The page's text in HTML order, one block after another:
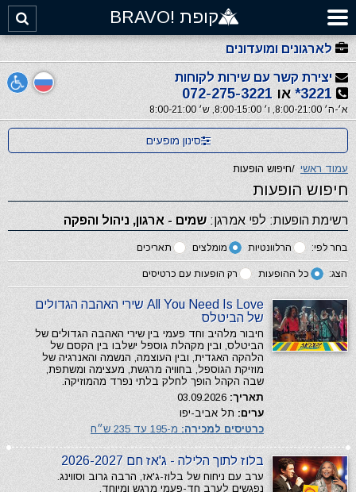
קופת !BRAVO
לארגונים ומועדונים
יצירת קשר עם שירות לקוחות
3221* או 072-275-3221
א׳-ה׳ 8:00-21:00, ו׳ 8:00-15:00, ש׳ 8:00-21:00
סינון מופעים
עמוד ראשי /חיפוש הופעות
חיפוש הופעות
רשימת הופעות: לפי אמרגן:שמים - ארגון, ניהול והפקה
בחר לפי: הרלוונטיות מומלצים תאריכים
הצג: כל ההופעות רק הופעות עם כרטיסים
All You Need Is Love שירי האהבה הגדולים
של הביטלס
חיבור מלהיב וחד פעמי בין שירי האהבה הגדולים של
הביטלס, ובין מקהלת גוספל ישלבו בין הקסם של
הלהקה האגדית, ובין העוצמה, הנשמה והאנרגיה של
מוזיקת הגוספל, בחוויה מרגשת, מעצימה ומשתפת,
שבה הקהל הופך לחלק בלתי נפרד מהמוזיקה.
תאריך:
ערים: תל אביב-יפו
כרטיסים למכירה: מ-195 עד 235 ש״ח
בלוז לתוך הלילה - ג'אז חם 2026-2027
ערב עם ניחוח של בלוז-ג'אז, הרבה גרוב וסווינג.
נפגשים לערב חד-פעמי מרגש ומיוחד.